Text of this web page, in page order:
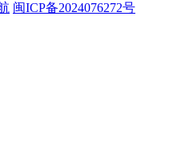
闽ICP备2024076272号